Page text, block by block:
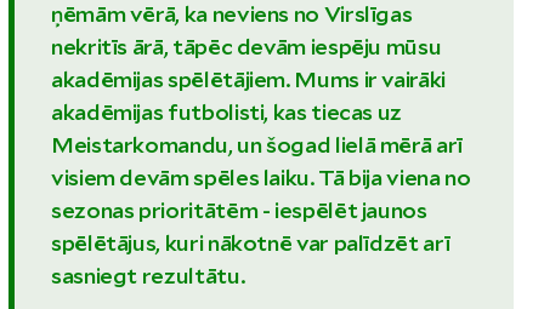
ņēmām vērā, ka neviens no Virslīgas
nekritīs ārā, tāpēc devām iespēju mūsu
akadēmijas spēlētājiem. Mums ir vairāki
akadēmijas futbolisti, kas tiecas uz
Meistarkomandu, un šogad lielā mērā arī
visiem devām spēles laiku. Tā bija viena no
sezonas prioritātēm - iespēlēt jaunos
spēlētājus, kuri nākotnē var palīdzēt arī
sasniegt rezultātu.